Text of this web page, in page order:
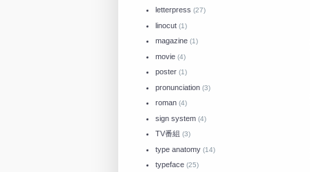
letterpress (27)
linocut (1)
magazine (1)
movie (4)
poster (1)
pronunciation (3)
roman (4)
sign system (4)
TV番組 (3)
type anatomy (14)
typeface (25)